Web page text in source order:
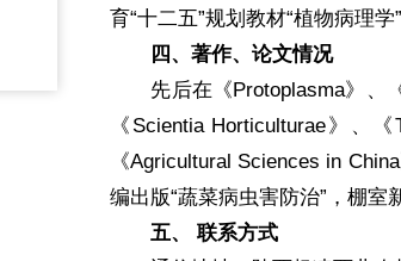
育“十二五”规划教材“植物病理
四、著作、论文情况
先后在《Protoplasma》、《
《Scientia Horticulturae》、
《Agricultural Sciences in
编出版“蔬菜病虫害防治”，棚室
五、 联系方式